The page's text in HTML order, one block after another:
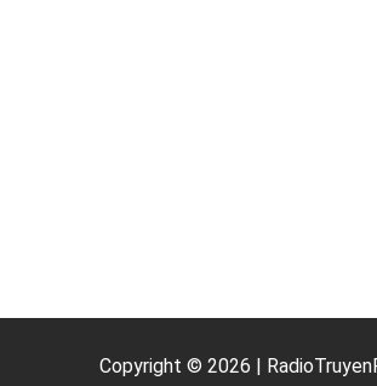
Copyright © 2026 |